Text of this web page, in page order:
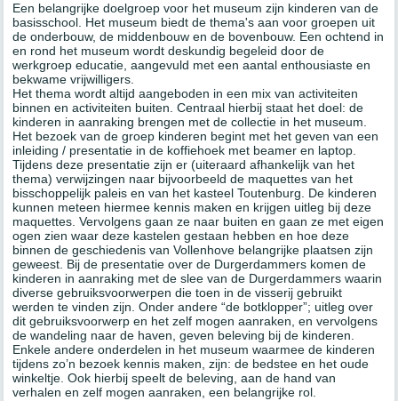
Een belangrijke doelgroep voor het museum zijn kinderen van de
basisschool. Het museum biedt de thema's aan voor groepen uit
de onderbouw, de middenbouw en de bovenbouw. Een ochtend in
en rond het museum wordt deskundig begeleid door de
werkgroep educatie, aangevuld met een aantal enthousiaste en
bekwame vrijwilligers.
Het thema wordt altijd aangeboden in een mix van activiteiten
binnen en activiteiten buiten. Centraal hierbij staat het doel: de
kinderen in aanraking brengen met de collectie in het museum.
Het bezoek van de groep kinderen begint met het geven van een
inleiding / presentatie in de koffiehoek met beamer en laptop.
Tijdens deze presentatie zijn er (uiteraard afhankelijk van het
thema) verwijzingen naar bijvoorbeeld de maquettes van het
bisschoppelijk paleis en van het kasteel Toutenburg. De kinderen
kunnen meteen hiermee kennis maken en krijgen uitleg bij deze
maquettes. Vervolgens gaan ze naar buiten en gaan ze met eigen
ogen zien waar deze kastelen gestaan hebben en hoe deze
binnen de geschiedenis van Vollenhove belangrijke plaatsen zijn
geweest. Bij de presentatie over de Durgerdammers komen de
kinderen in aanraking met de slee van de Durgerdammers waarin
diverse gebruiksvoorwerpen die toen in de visserij gebruikt
werden te vinden zijn. Onder andere “de botklopper”; uitleg over
dit gebruiksvoorwerp en het zelf mogen aanraken, en vervolgens
de wandeling naar de haven, geven beleving bij de kinderen.
Enkele andere onderdelen in het museum waarmee de kinderen
tijdens zo’n bezoek kennis maken, zijn: de bedstee en het oude
winkeltje. Ook hierbij speelt de beleving, aan de hand van
verhalen en zelf mogen aanraken, een belangrijke rol.